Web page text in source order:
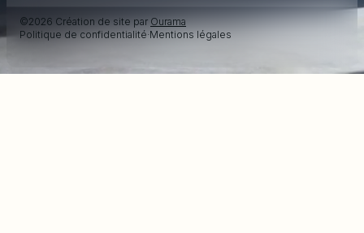
©2026 Création de site par Ourama
Politique de confidentialité·Mentions légales